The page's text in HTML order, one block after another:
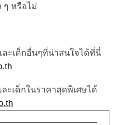
ๆ หรือไม่
ะเด็กอื่นๆที่น่าสนใจได้ที่นี่
ะเด็กในราคาสุดพิเศษได้